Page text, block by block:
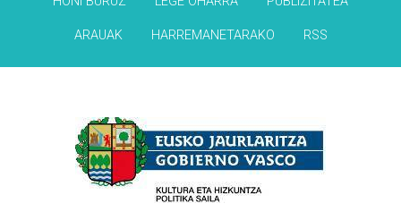
ARAUAK HARREMANETARAKO RSS